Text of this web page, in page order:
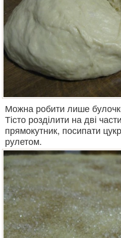
Можна робити лише
Тісто розділити на дві
прямокутник, посипати
рулетом.